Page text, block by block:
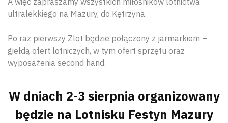
ultralekkiego na Mazury, do Kętrzyna.
Po raz pierwszy Zlot będzie połączony z jarmarkiem –
giełdą ofert lotniczych, w tym ofert sprzętu oraz
wyposażenia second hand.
W dniach 2-3 sierpnia organizowany
będzie na Lotnisku Festyn Mazury